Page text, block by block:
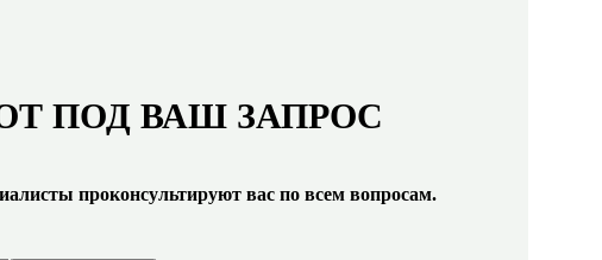
ПОД ВАШ ЗАПРОС
проконсультируют вас по всем вопросам.